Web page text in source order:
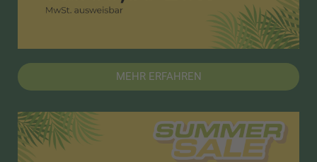
MEHR ERFAHREN